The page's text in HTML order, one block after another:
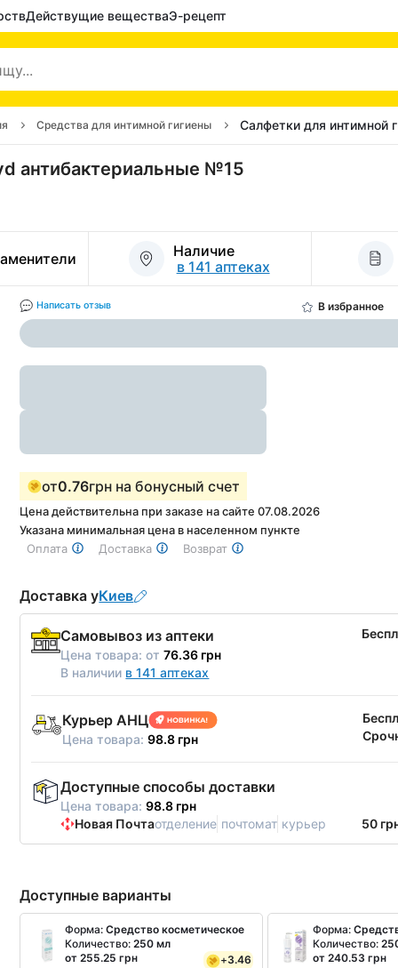
Действущие веществаЭ-рецепт
Средства для интимной гигиены Салфетки для интимной
антибактериальные №15
Наличие
в 141 аптеках
Написать отзыв В избранное
от0.76грн на бонусный счет
Цена действительна при заказе на сайте 07.08.2026
Указана минимальная цена в населенном пункте
Оплата
Доставка Возврат
Доставка уКиев
Самовывоз из аптеки
Цена товара:от 76.36 грн
В наличии в 141 аптеках
Курьер АНЦ
Цена товара:98.8 грн
Доступные способы доставки
Цена товара:98.8 грн
Новая Почтаотделение почтомат курьер 50
Доступные варианты
Форма:Средство косметическое
Количество:250 мл
от 255.25 грн
+3.46
Форма:
Количество:
от 240.53 грн